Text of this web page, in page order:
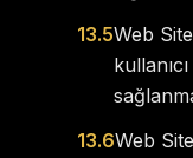
13.5Web
13.6Web